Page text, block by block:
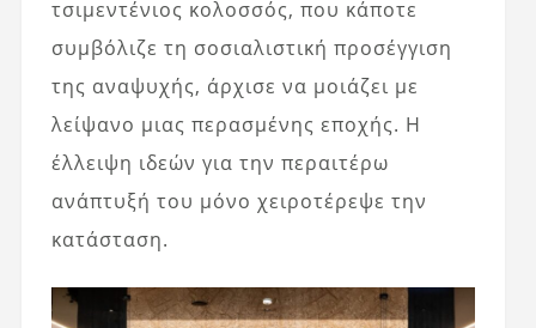
τσιμεντένιος κολοσσός, που κάποτε
συμβόλιζε τη σοσιαλιστική προσέγγιση
της αναψυχής, άρχισε να μοιάζει με
λείψανο μιας περασμένης εποχής. Η
έλλειψη ιδεών για την περαιτέρω
ανάπτυξή του μόνο χειροτέρεψε την
κατάσταση.